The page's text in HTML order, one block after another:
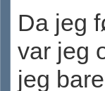
Da jeg
var jeg
jeg